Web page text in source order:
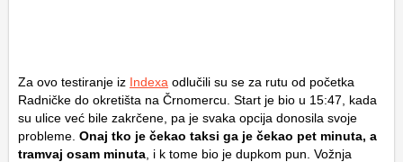
Za ovo testiranje iz Indexa odlučili su se za rutu od početka
Radničke do okretišta na Črnomercu. Start je bio u 15:47, kada
su ulice već bile zakrčene, pa je svaka opcija donosila svoje
probleme. Onaj tko je čekao taksi ga je čekao pet minuta, a
tramvaj osam minuta , i k tome bio je dupkom pun. Vožnja